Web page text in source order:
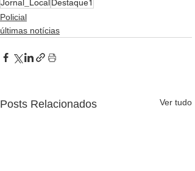
Jornal_LocalDestaque1
Policial
últimas notícias
Posts Relacionados Ver tudo